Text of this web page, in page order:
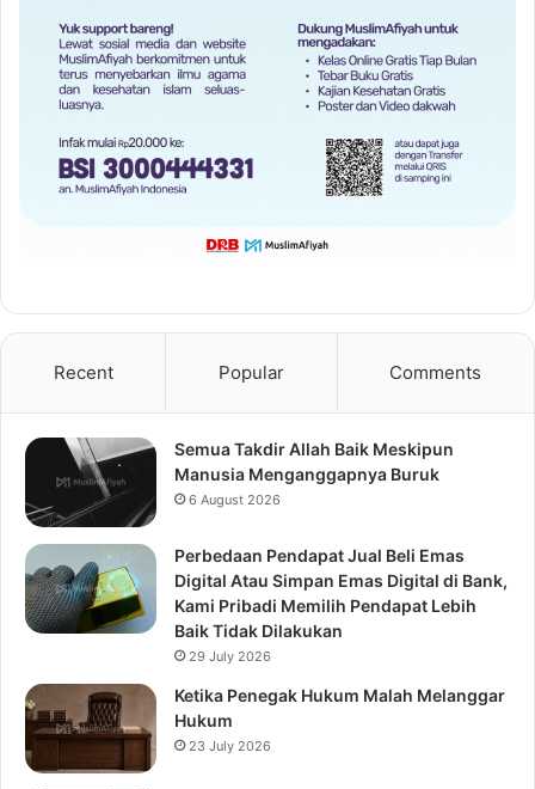
Recent Popular Comments
Semua Takdir Allah Baik Meskipun
Manusia Menganggapnya Buruk
6 August 2026
Perbedaan Pendapat Jual Beli Emas
Digital Atau Simpan Emas Digital di Bank,
Kami Pribadi Memilih Pendapat Lebih
Baik Tidak Dilakukan
29 July 2026
Ketika Penegak Hukum Malah Melanggar
Hukum
23 July 2026